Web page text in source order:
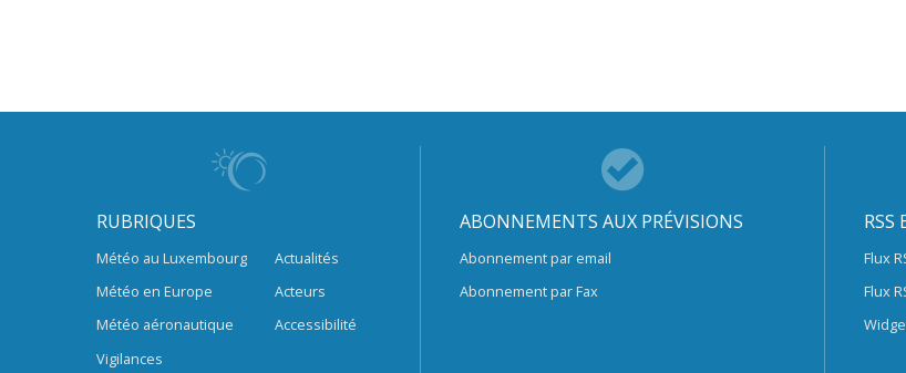
RUBRIQUES
Météo au Luxembourg
Météo en Europe
Météo aéronautique
Vigilances
Actualités
Acteurs
Accessibilité
ABONNEMENTS AUX PRÉVISIONS
Abonnement par email
Abonnement par Fax
RSS
Flux
Flux